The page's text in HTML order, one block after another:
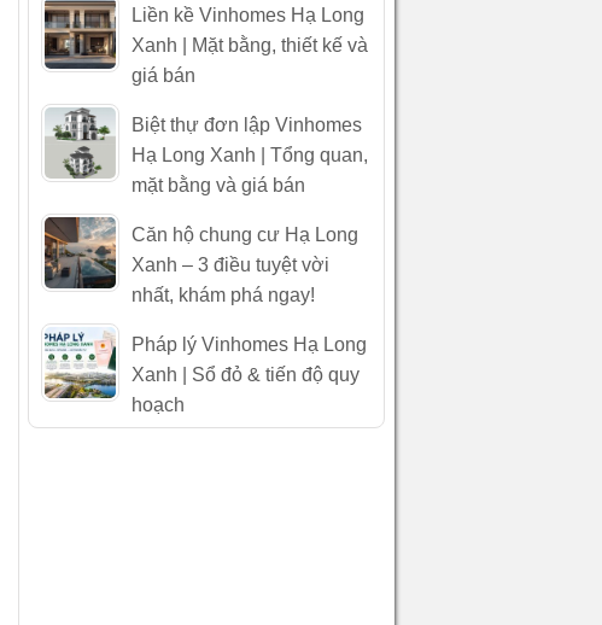
Liền kề Vinhomes Hạ Long
Xanh | Mặt bằng, thiết kế và
giá bán
Biệt thự đơn lập Vinhomes
Hạ Long Xanh | Tổng quan,
mặt bằng và giá bán
Căn hộ chung cư Hạ Long
Xanh – 3 điều tuyệt vời
nhất, khám phá ngay!
Pháp lý Vinhomes Hạ Long
Xanh | Sổ đỏ & tiến độ quy
hoạch